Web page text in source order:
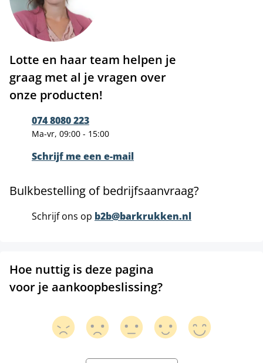
Lotte en haar team helpen je
graag met al je vragen over
onze producten!
074 8080 223
Ma-vr, 09:00 - 15:00
Schrijf me een e-mail
Bulkbestelling of bedrijfsaanvraag?
Schrijf ons op b2b@barkrukken.nl
Hoe nuttig is deze pagina
voor je aankoopbeslissing?